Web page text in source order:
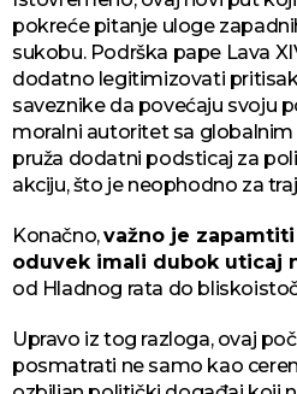
pokreće pitanje uloge
sukobu. Podrška pape Lava
dodatno legitimizovati
saveznike da povećaju svoju
moralni autoritet sa
pruža dodatni podsticaj za
akciju, što je neophodno za
Konačno,važno je
oduvek imali dubok uticaj
od Hladnog rata do
Upravo iz tog razloga, ovaj
posmatrati ne samo kao